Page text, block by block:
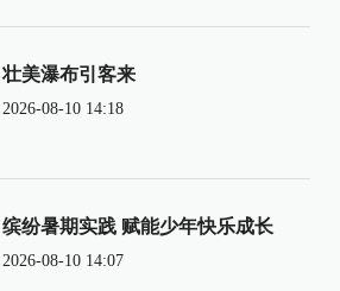
壮美瀑布引客来
2026-08-10 14:18
缤纷暑期实践 赋能少年快乐成长
2026-08-10 14:07